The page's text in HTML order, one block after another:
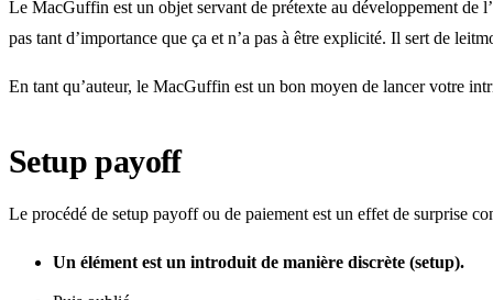
Le MacGuffin est un objet servant de prétexte au développement de
pas tant d’importance que ça et n’a pas à être explicité. Il sert de
En tant qu’auteur, le MacGuffin est un bon moyen de lancer votre
Setup payoff
Le procédé de setup payoff ou de paiement est un effet de surprise
Un élément est un introduit de manière discrète (setup).